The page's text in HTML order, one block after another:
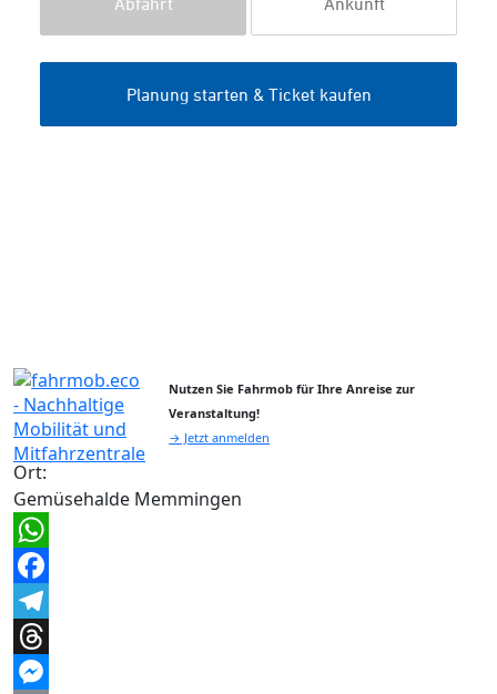
Nutzen Sie Fahrmob für Ihre Anreise zur
Veranstaltung!
→ Jetzt anmelden
Ort:
Gemüsehalde Memmingen
WhatsApp
Facebook
Telegram
Threads